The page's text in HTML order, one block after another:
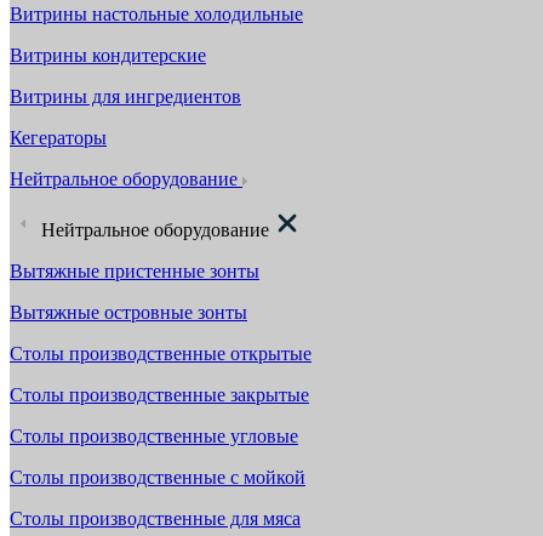
Витрины настольные холодильные
Витрины кондитерские
Витрины для ингредиентов
Кегераторы
Нейтральное оборудование
Нейтральное оборудование
Вытяжные пристенные зонты
Вытяжные островные зонты
Столы производственные открытые
Столы производственные закрытые
Столы производственные угловые
Столы производственные с мойкой
Столы производственные для мяса